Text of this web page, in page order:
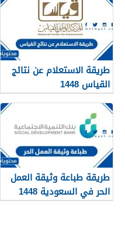
طريقة الاستعلام عن نتائج
القياس 1448
طريقة طباعة وثيقة العمل
الحر في السعودية 1448